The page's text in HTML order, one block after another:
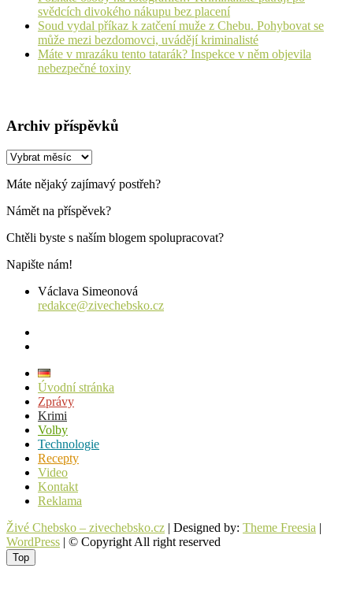
svědcích divokého nákupu bez placení
Soud vydal příkaz k zatčení muže z Chebu. Pohybovat se
může mezi bezdomovci, uvádějí kriminalisté
Máte v mrazáku tento tatarák? Inspekce v něm objevila
nebezpečné toxiny
Archiv příspěvků
Archiv
Máte nějaký zajímavý postřeh?
Námět na příspěvek?
Chtěli byste s naším blogem spolupracovat?
Napište nám!
Václava Simeonová
redakce@zivechebsko.cz
Úvodní stránka
Zprávy
Krimi
Volby
Technologie
Recepty
Video
Kontakt
Reklama
Živé Chebsko – zivechebsko.cz | Designed by: Theme Freesia |
WordPress | © Copyright All right reserved
Top